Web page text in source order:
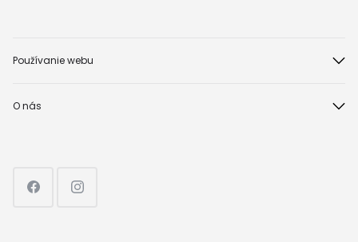
Používanie webu
O nás